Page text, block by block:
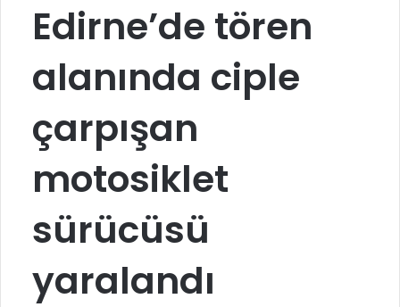
Edirne’de tören
alanında ciple
çarpışan
motosiklet
sürücüsü
yaralandı